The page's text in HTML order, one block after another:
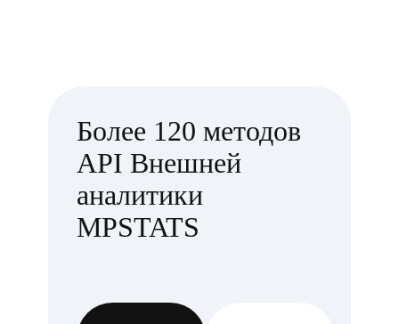
Более 120 методов
API Внешней
аналитики
MPSTATS